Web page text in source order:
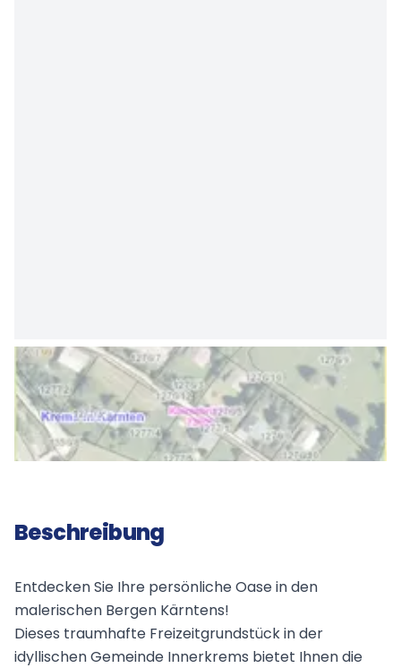
Beschreibung
Entdecken Sie Ihre persönliche Oase in den
malerischen Bergen Kärntens!
Dieses traumhafte Freizeitgrundstück in der
idyllischen Gemeinde Innerkrems bietet Ihnen die